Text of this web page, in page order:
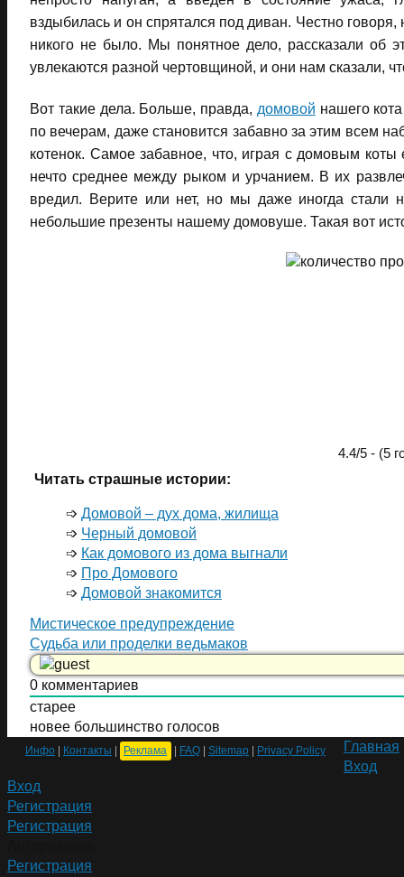
вздыбилась и он спрятался под диван. Честно
никого не было. Мы понятное дело, рассказали об
увлекаются разной чертовщиной, и они нам сказали,
Вот такие дела. Больше, правда, домовой нашего
по вечерам, даже становится забавно за этим всем
котенок. Самое забавное, что, играя с домовым
нечто среднее между рыком и урчанием. В их
вредил. Верите или нет, но мы даже иногда стали
небольшие презенты нашему домовуше. Такая вот
4.4/5 - (5
Читать страшные истории:
➩ Домовой – дух дома, жилища
➩ Черный домовой
➩ Как домового из дома выгнали
➩ Про Домового
➩ Домовой знакомится
Мистическое предупреждение
Судьба или проделки ведьмаков
0 комментариев
старее
новее большинство голосов
Инфо Контакты Реклама FAQ Sitemap Privacy Policy
Главная
Вход
Вход
Регистрация
Регистрация
Регистрация